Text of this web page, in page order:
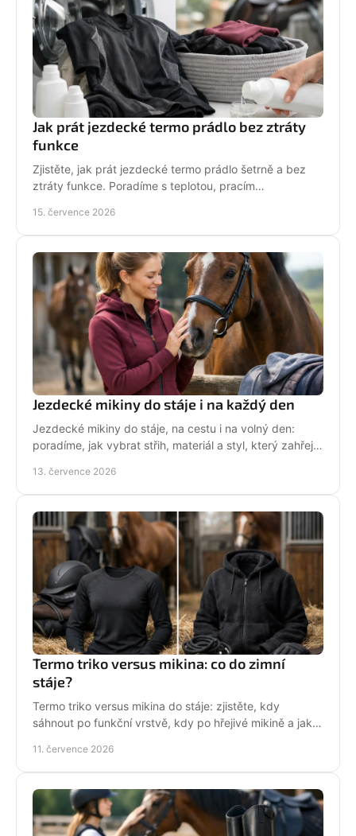
Jak prát jezdecké termo prádlo bez ztráty
funkce
Zjistěte, jak prát jezdecké termo prádlo šetrně a bez
ztráty funkce. Poradíme s teplotou, pracím
den.
15. července 2026
Jezdecké mikiny do stáje i na každý den
Jezdecké mikiny do stáje, na cestu i na volný den:
poradíme, jak vybrat střih, materiál a styl, který zahřeje
13. července 2026
Termo triko versus mikina: co do zimní
stáje?
Termo triko versus mikina do stáje: zjistěte, kdy
sáhnout po funkční vrstvě, kdy po hřejivé mikině a jak
11. července 2026